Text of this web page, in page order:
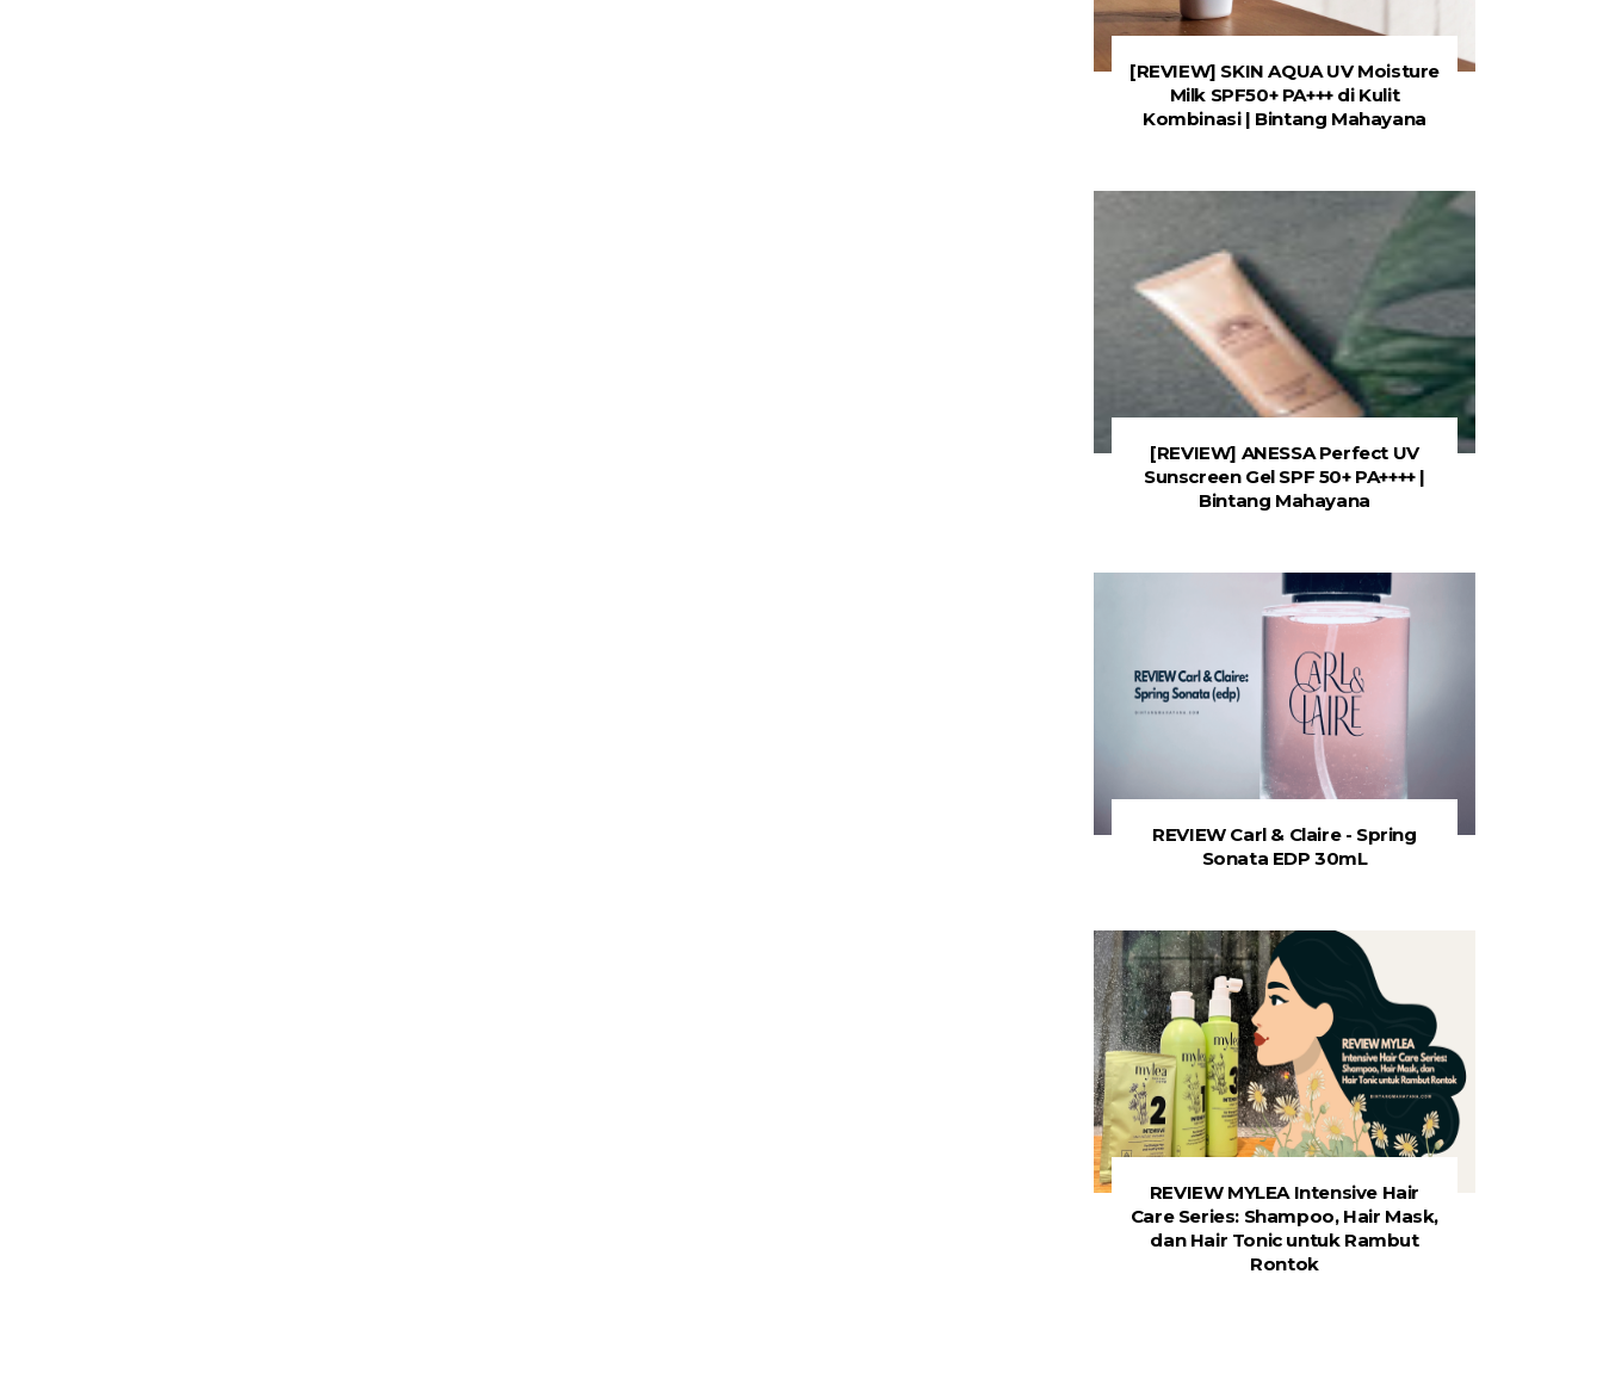
[REVIEW] SKIN AQUA UV Moisture
Milk SPF50+ PA+++ di Kulit
Kombinasi | Bintang Mahayana
[REVIEW] ANESSA Perfect UV
Sunscreen Gel SPF 50+ PA++++ |
Bintang Mahayana
REVIEW Carl & Claire - Spring
Sonata EDP 30mL
REVIEW MYLEA Intensive Hair
Care Series: Shampoo, Hair Mask,
dan Hair Tonic untuk Rambut
Rontok